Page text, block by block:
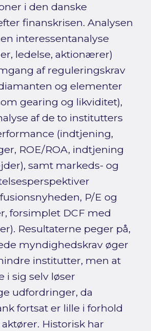
i den danske
finanskrisen. Analysen
interessentanalyse
ledelse, aktionærer)
af reguleringskrav
og elementer
gearing og likviditet),
af de to institutters
(indtjening,
ROE/ROA, indtjening
samt markeds- og
P/E og
forsimplet DCF med
Resultaterne peger på,
myndighedskrav øger
institutter, men at
i sig selv løser
udfordringer, da
fortsat er lille i forhold
Historisk har